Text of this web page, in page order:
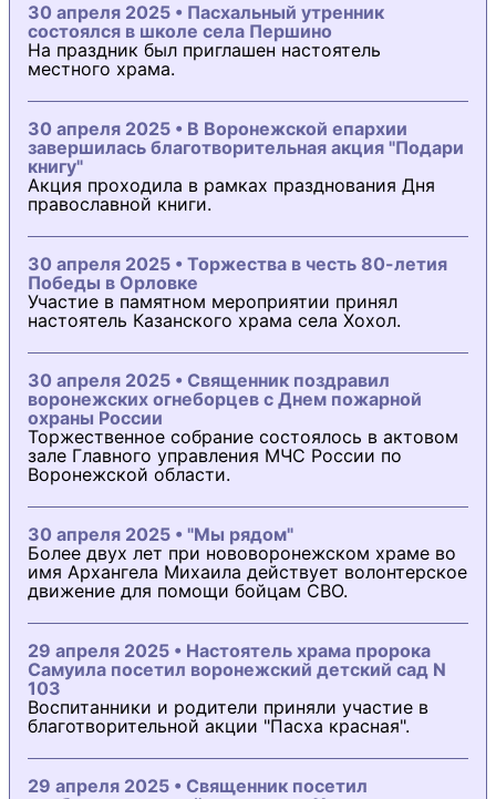
30 апреля 2025 • Пасхальный утренник
состоялся в школе села Першино
На праздник был приглашен настоятель
местного храма.
30 апреля 2025 • В Воронежской епархии
завершилась благотворительная акция "Подари
книгу"
Акция проходила в рамках празднования Дня
православной книги.
30 апреля 2025 • Торжества в честь 80-летия
Победы в Орловке
Участие в памятном мероприятии принял
настоятель Казанского храма села Хохол.
30 апреля 2025 • Священник поздравил
воронежских огнеборцев с Днем пожарной
охраны России
Торжественное собрание состоялось в актовом
зале Главного управления МЧС России по
Воронежской области.
30 апреля 2025 • "Мы рядом"
Более двух лет при нововоронежском храме во
имя Архангела Михаила действует волонтерское
движение для помощи бойцам СВО.
29 апреля 2025 • Настоятель храма пророка
Самуила посетил воронежский детский сад N
103
Воспитанники и родители приняли участие в
благотворительной акции "Пасха красная".
29 апреля 2025 • Священник посетил